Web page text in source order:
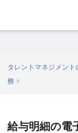
タレントマネジメント
務
給与明細の電